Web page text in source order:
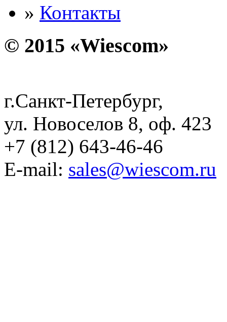
» Контакты
© 2015 «Wiescom»
г.Санкт-Петербург,
ул. Новоселов 8, оф. 423
+7 (812) 643-46-46
E-mail: sales@wiescom.ru